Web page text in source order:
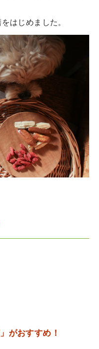
はじめました。
がおすすめ！